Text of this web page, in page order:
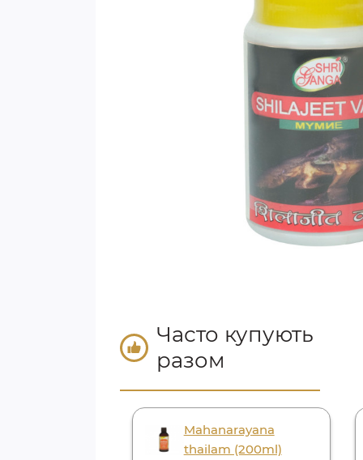
Часто купують
разом
Mahanarayana
thailam (200ml)